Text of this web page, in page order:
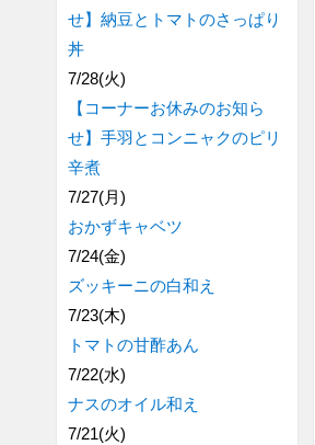
せ】納豆とトマトのさっぱり
丼
7/28(火)
【コーナーお休みのお知ら
せ】手羽とコンニャクのピリ
辛煮
7/27(月)
おかずキャベツ
7/24(金)
ズッキーニの白和え
7/23(木)
トマトの甘酢あん
7/22(水)
ナスのオイル和え
7/21(火)